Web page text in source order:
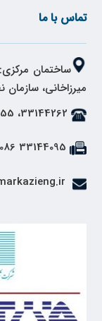
تماس با ما
ساختمان
میرزاخانی،
33144262، 33145055، 33144660 086
33144095 086